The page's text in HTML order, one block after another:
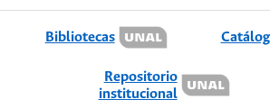
Bibliotecas
Repositorio
institucional